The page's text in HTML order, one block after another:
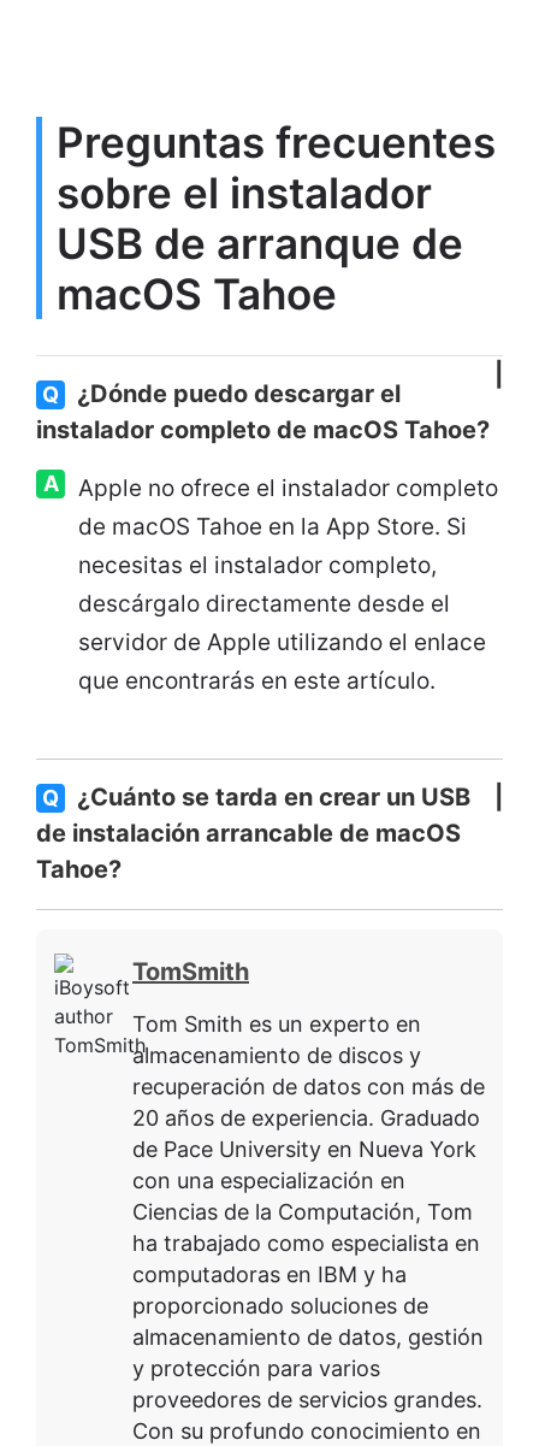
Preguntas frecuentes
sobre el instalador
USB de arranque de
macOS Tahoe
Q
¿Dónde puedo descargar el
instalador completo de macOS Tahoe?
A
Apple no ofrece el instalador completo
de macOS Tahoe en la App Store. Si
necesitas el instalador completo,
descárgalo directamente desde el
servidor de Apple utilizando el enlace
que encontrarás en este artículo.
Q
¿Cuánto se tarda en crear un USB
de instalación arrancable de macOS
Tahoe?
TomSmith
Tom Smith es un experto en
almacenamiento de discos y
recuperación de datos con más de
20 años de experiencia. Graduado
de Pace University en Nueva York
con una especialización en
Ciencias de la Computación, Tom
ha trabajado como especialista en
computadoras en IBM y ha
proporcionado soluciones de
almacenamiento de datos, gestión
y protección para varios
proveedores de servicios grandes.
Con su profundo conocimiento en